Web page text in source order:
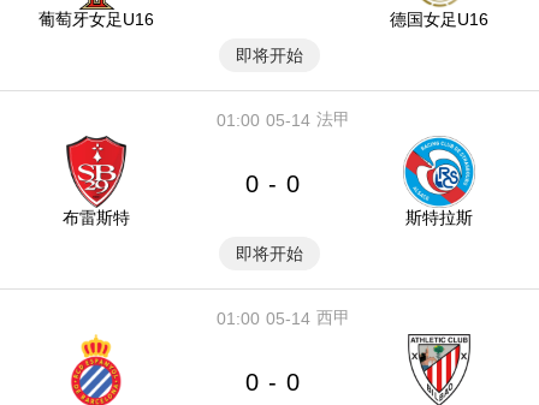
葡萄牙女足U16
德国女足U16
即将开始
05-14
01:00 法甲
布雷斯特
0 - 0
斯特拉斯
即将开始
05-14
01:00 西甲
0 - 0